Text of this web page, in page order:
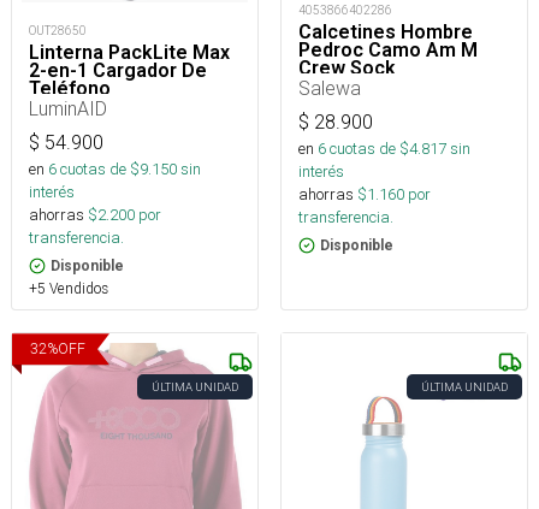
OUT28650
Linterna PackLite Max
2-en-1 Cargador De
Teléfono
LuminAID
$ 54.900
en 6cuotas de $9.150sin
interés
ahorras $2.200 por
transferencia.
Disponible
+5 Vendidos
4053866402286
Calcetines Hombre
Pedroc Camo Am M
Crew Sock
Salewa
$ 28.900
en 6cuotas de $4.817sin
interés
ahorras $1.160 por
transferencia.
Disponible
32%OFF
ÚLTIMA UNIDAD ÚLTIMA UNIDAD